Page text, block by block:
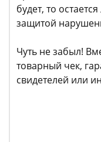
будет, то
защитой
Чуть не забыл!
товарный чек,
свидетелей или